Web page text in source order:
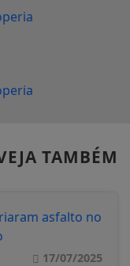
TAMBÉM
17/07/2025